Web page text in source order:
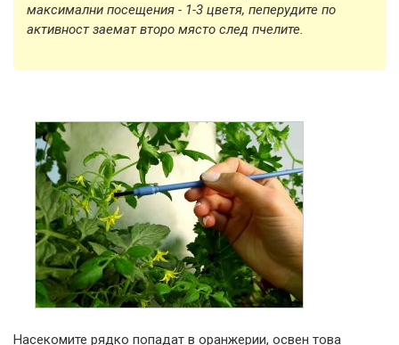
максимални посещения - 1-3 цветя, пеперудите по
активност заемат второ място след пчелите.
Насекомите рядко попадат в оранжерии, освен това